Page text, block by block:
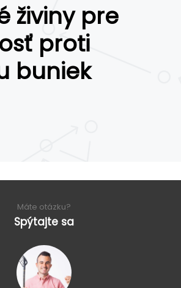
živiny pre
proti
buniek
Máte otázku?
Spýtajte sa